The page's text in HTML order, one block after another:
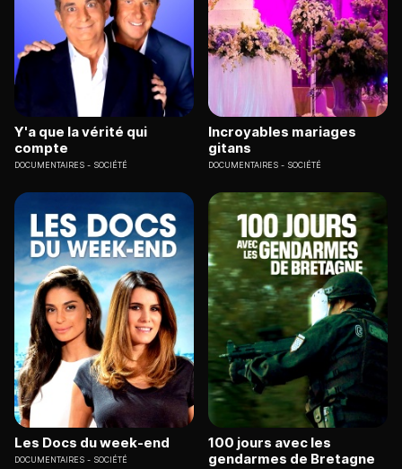
Y'a que la vérité qui
compte
DOCUMENTAIRES SOCIÉTÉ
Incroyables mariages
gitans
DOCUMENTAIRES SOCIÉTÉ
Les Docs du week-end
DOCUMENTAIRES SOCIÉTÉ
100 jours avec les
gendarmes de Bretagne